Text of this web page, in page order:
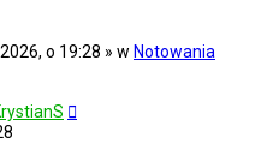
o 19:28 » w Notowania